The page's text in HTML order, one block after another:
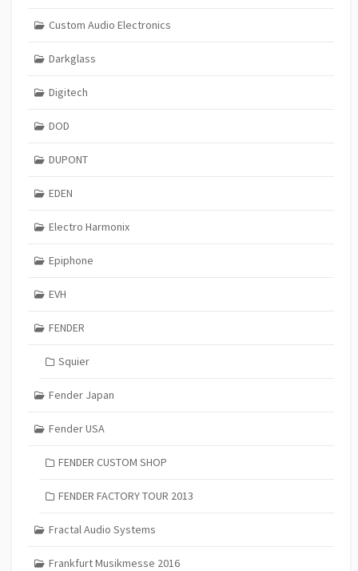
Custom Audio Electronics
Darkglass
Digitech
DOD
DUPONT
EDEN
Electro Harmonix
Epiphone
EVH
FENDER
Squier
Fender Japan
Fender USA
FENDER CUSTOM SHOP
FENDER FACTORY TOUR 2013
Fractal Audio Systems
Frankfurt Musikmesse 2016